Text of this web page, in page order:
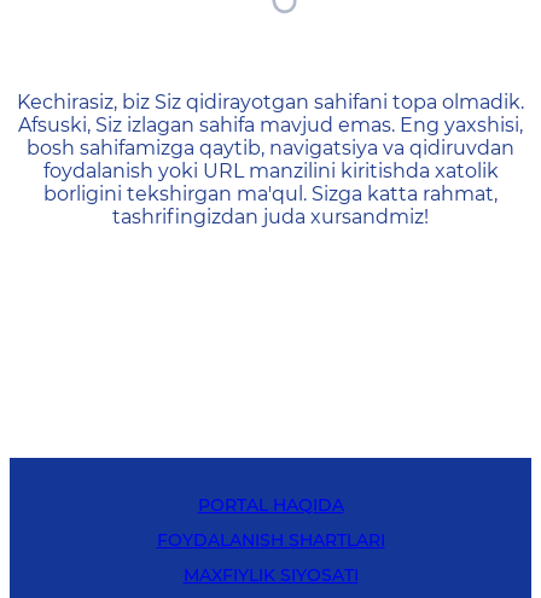
404 — Страница не
Kechirasiz, biz Siz qidirayotgan sahifani topa olmadik.
Afsuski, Siz izlagan sahifa mavjud emas. Eng yaxshisi,
bosh sahifamizga qaytib, navigatsiya va qidiruvdan
foydalanish yoki URL manzilini kiritishda xatolik
borligini tekshirgan ma'qul. Sizga katta rahmat,
tashrifingizdan juda xursandmiz!
PORTAL HAQIDA
FOYDALANISH SHARTLARI
MAXFIYLIK SIYOSATI